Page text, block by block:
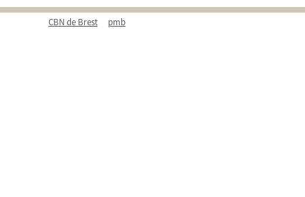
CBN de Brest pmb